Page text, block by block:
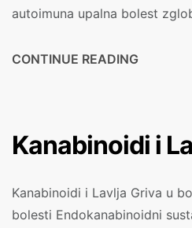
autoimuna upalna bolest
CONTINUE READING
Kanabinoidi i
Kanabinoidi i Lavlja Griva u
bolesti Endokanabinoidni